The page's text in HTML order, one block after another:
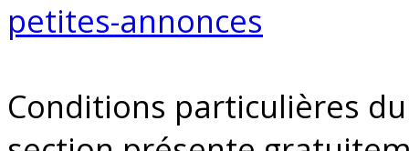
petites-annonces
Conditions particulières